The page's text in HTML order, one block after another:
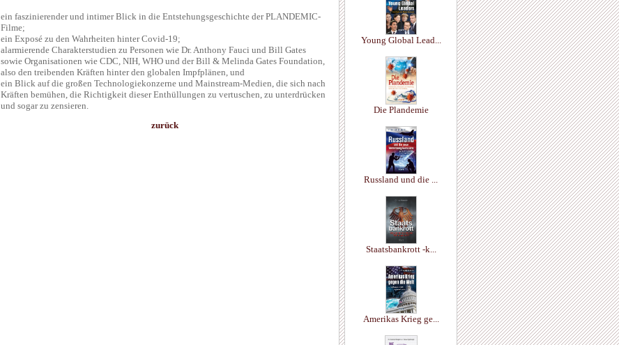
ein faszinierender und intimer Blick in die Entstehungsgeschichte der PLANDEMIC-
Filme;
ein Exposé zu den Wahrheiten hinter Covid-19;
alarmierende Charakterstudien zu Personen wie Dr. Anthony Fauci und Bill Gates
sowie Organisationen wie CDC, NIH, WHO und der Bill & Melinda Gates Foundation,
also den treibenden Kräften hinter den globalen Impfplänen, und
ein Blick auf die großen Technologiekonzerne und Mainstream-Medien, die sich nach
Kräften bemühen, die Richtigkeit dieser Enthüllungen zu vertuschen, zu unterdrücken
und sogar zu zensieren.
zurück
Young Global Lead...
Die Plandemie
Russland und die ...
Staatsbankrott -k...
Amerikas Krieg ge...